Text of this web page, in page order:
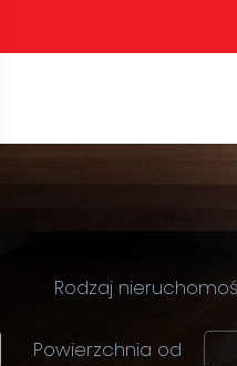
Rodzaj
Powierzchnia od